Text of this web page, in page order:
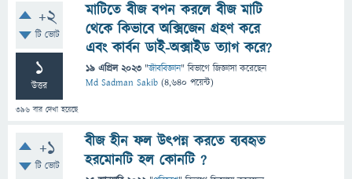
+2
টি ভোট
1
উত্তর
396 বার দেখা হয়েছে
মাটিতে বীজ বপন করলে বীজ মাটি
থেকে কিভাবে অক্সিজেন গ্রহণ করে
এবং কার্বন ডাই-অক্সাইড ত্যাগ করে?
19 এপ্রিল 2023 "জীববিজ্ঞান" বিভাগে জিজ্ঞাসাকরেছেন
Md Sadman Sakib (4,640 পয়েন্ট)
+1
টি ভোট
বীজ হীন ফল উৎপন্ন করতে ব্যবহৃত
হরমোনটি হল কোনটি ?